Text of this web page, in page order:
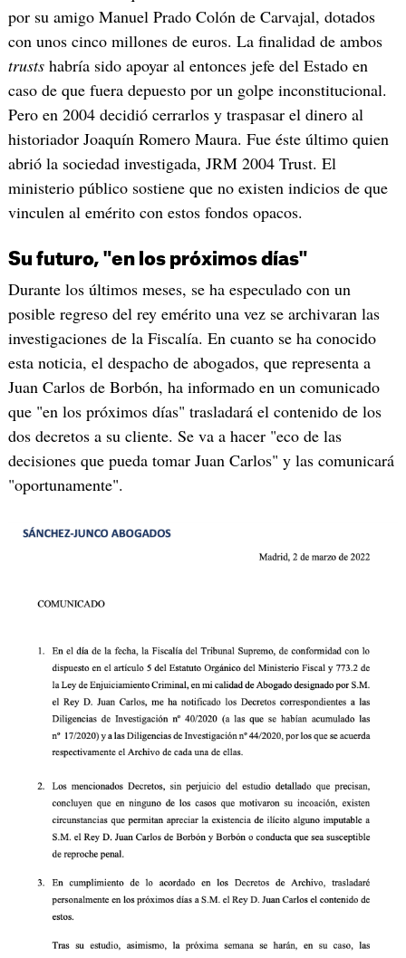
por su amigo Manuel Prado Colón de Carvajal, dotados
con unos cinco millones de euros. La finalidad de ambos
trustshabría sido apoyar al entonces jefe del Estado en
caso de que fuera depuesto por un golpe inconstitucional.
Pero en 2004 decidió cerrarlos y traspasar el dinero al
historiador Joaquín Romero Maura. Fue éste último quien
abrió la sociedad investigada, JRM 2004 Trust. El
ministerio público sostiene que no existen indicios de que
vinculen al emérito con estos fondos opacos.
Su futuro, "en los próximos días"
Durante los últimos meses, se ha especulado con un
posible regreso del rey emérito una vez se archivaran las
investigaciones de la Fiscalía. En cuanto se ha conocido
esta noticia, el despacho de abogados, que representa a
Juan Carlos de Borbón, ha informado en un comunicado
que "en los próximos días" trasladará el contenido de los
dos decretos a su cliente. Se va a hacer "eco de las
decisiones que pueda tomar Juan Carlos" y las comunicará
"oportunamente".